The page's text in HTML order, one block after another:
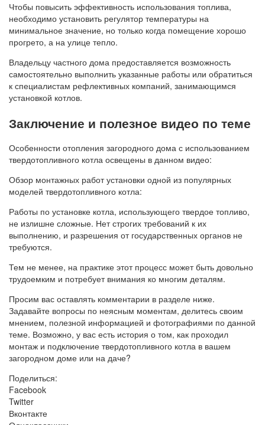
Чтобы повысить эффективность использования топлива,
необходимо установить регулятор температуры на
минимальное значение, но только когда помещение хорошо
прогрето, а на улице тепло.
Владельцу частного дома предоставляется возможность
самостоятельно выполнить указанные работы или обратиться
к специалистам рефлективных компаний, занимающимся
установкой котлов.
Заключение и полезное видео по теме
Особенности отопления загородного дома с использованием
твердотопливного котла освещены в данном видео:
Обзор монтажных работ установки одной из популярных
моделей твердотопливного котла:
Работы по установке котла, использующего твердое топливо,
не излишне сложные. Нет строгих требований к их
выполнению, и разрешения от государственных органов не
требуются.
Тем не менее, на практике этот процесс может быть довольно
трудоемким и потребует внимания ко многим деталям.
Просим вас оставлять комментарии в разделе ниже.
Задавайте вопросы по неясным моментам, делитесь своим
мнением, полезной информацией и фотографиями по данной
теме. Возможно, у вас есть история о том, как проходил
монтаж и подключение твердотопливного котла в вашем
загородном доме или на даче?
Поделиться:
Facebook
Twitter
Вконтакте